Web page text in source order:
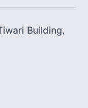
Building,